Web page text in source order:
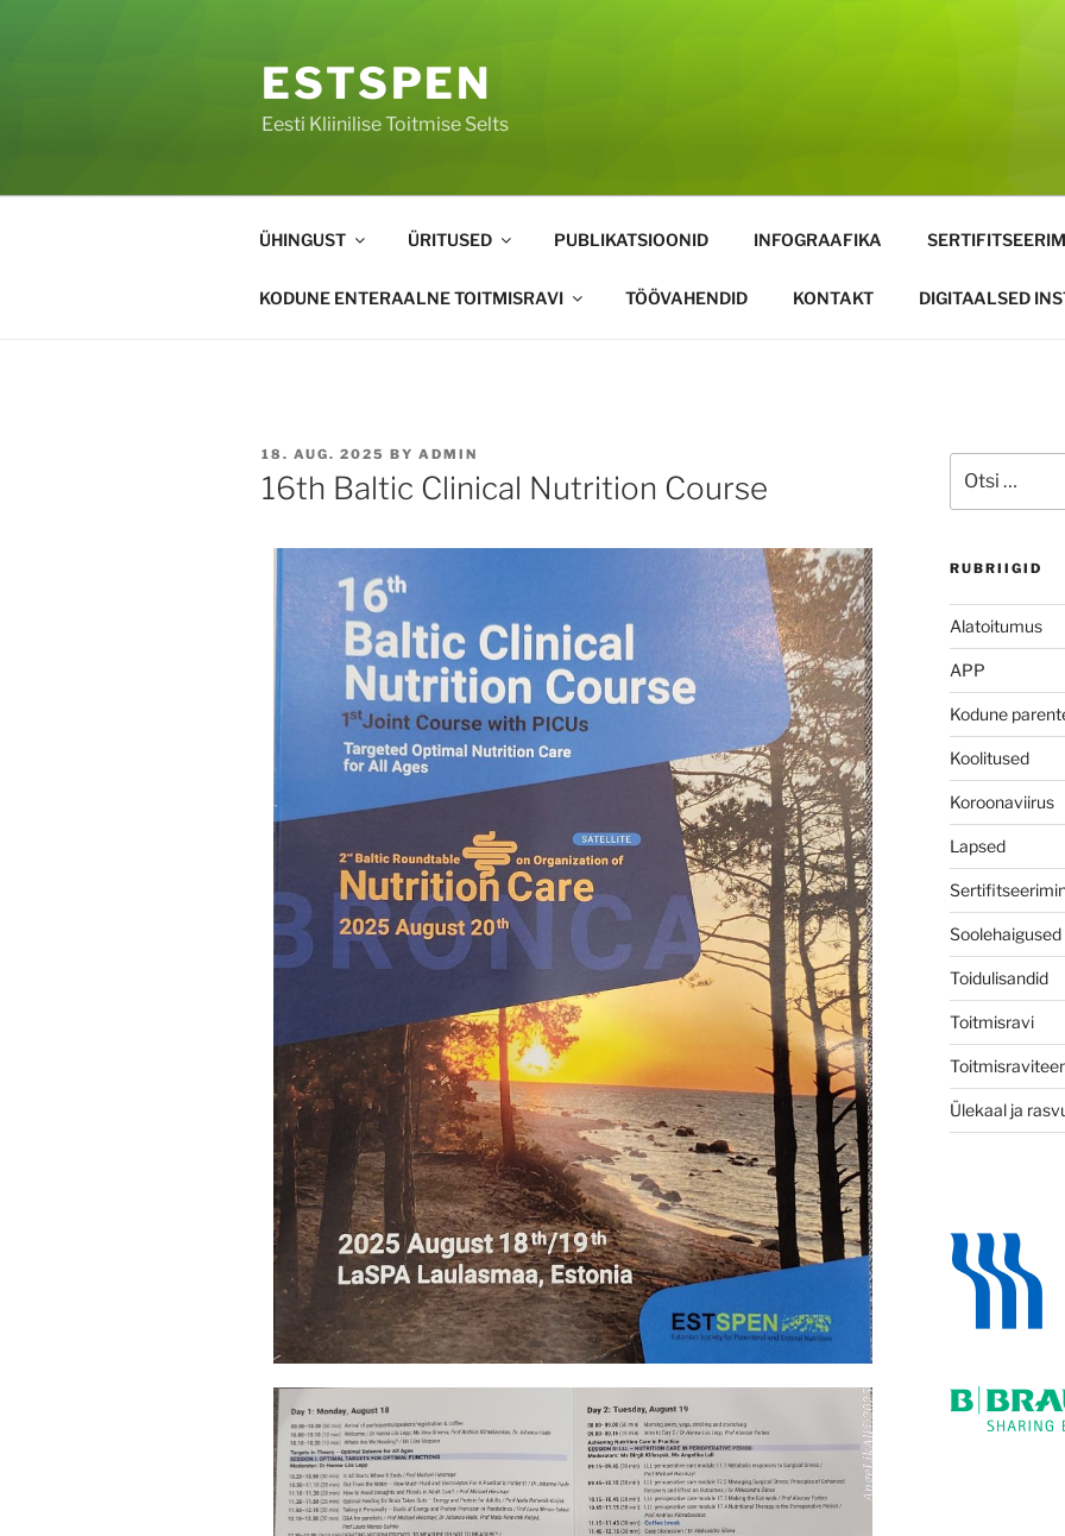
ESTSPEN
Eesti Kliinilise Toitmise Selts
ÜHINGUST ÜRITUSED PUBLIKATSIOONID INFOGRAAFIKA
KODUNE ENTERAALNE TOITMISRAVI TÖÖVAHENDID KONTAKT DIGITAALSED
18. AUG. 2025 BY ADMIN
16th Baltic Clinical Nutrition Course
RUBRIIGID
Alatoitumus
APP
Kodune
Koolitused
Koroonaviirus
Lapsed
Soolehaigused
Toidulisandid
Toitmisravi
Ülekaal ja